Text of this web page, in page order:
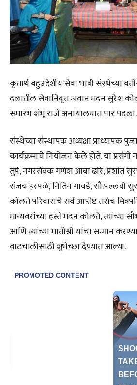
कृतार्थ बहुउद्देशीय सेवा भावी संस्थेच्या
दलातील सेवानिवृत्त जवान मदन सुरेश
समारंभ शंभू राजे अनाथालयात पार पडला.
संस्थेच्या संस्थापक अध्यक्षा प्राध्यापक
कार्यक्रमाचे नियोजन केले होते. या
तुपे, नगरसेवक गणेश आबा ढोरे, प्रशांत
संजय हरपळे, नितिन गावडे, सौ.पल्लवी
कोलते परिवाराचे सर्व आप्तेष्ट तसेच
मान्यवरांच्या हस्ते मदन कोलते, त्यांच्या
आणि त्यांच्या मातोश्री यांचा सन्मान
वाटचालीसाठी शुभेच्छा देण्यात आल्या.